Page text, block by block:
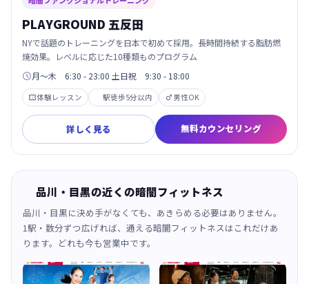
PLAYGROUND 五反田
NYで話題のトレーニングを日本で初めて採用。長時間持続する脂肪燃
焼効果。レベルに応じた10種類ものプログラム
月～木 6:30 - 23:00 土日祝 9:30 - 18:00
体験レッスン 駅徒歩5分以内  男性OK
詳しく見る 無料カウンセリング
品川・目黒の近くの暗闇フィットネス
品川・目黒に決め手がなくても、あきらめる必要はありません。
1駅・数分ずつ広げれば、通える暗闇フィットネスはこれだけあ
ります。どれも今も営業中です。